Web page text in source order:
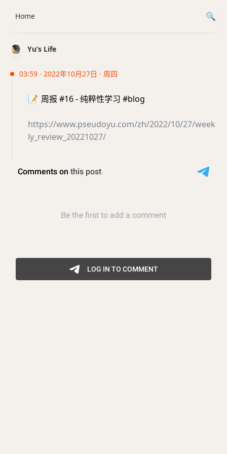
Yu’s Life
03:59 · 2022年10月27日 · 周四
📝 周报 #16 - 纯粹性学习 #blog
https://www.pseudoyu.com/zh/2022/10/27/week
ly_review_20221027/
Home